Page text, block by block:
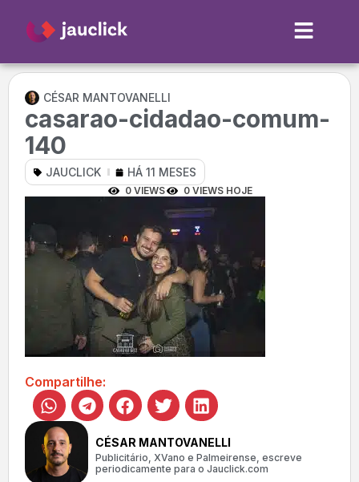
CÉSAR MANTOVANELLI
casarao-cidadao-comum-
140
JAUCLICK HÁ 11 MESES
0 VIEWS 0 VIEWS HOJE
Compartilhe:
CÉSAR MANTOVANELLI
Publicitário, XVano e Palmeirense, escreve
periodicamente para o Jauclick.com